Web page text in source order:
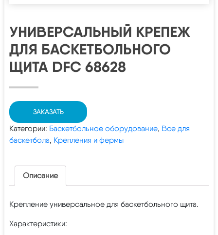
УНИВЕРСАЛЬНЫЙ КРЕПЕЖ
ДЛЯ БАСКЕТБОЛЬНОГО
ЩИТА DFC 68628
ЗАКАЗАТЬ
Категории: Баскетбольное оборудование, Все для
баскетбола, Крепления и фермы
Описание
Крепление универсальное для баскетбольного щита.
Характеристики: